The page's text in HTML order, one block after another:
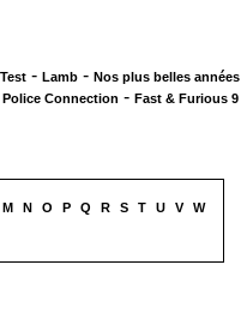
- Lamb - Nos plus belles années
Police Connection - Fast & Furious 9
M N O P Q R S T U V W